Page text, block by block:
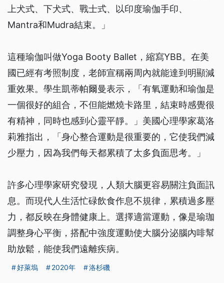
上犬式、下犬式、戰士式、以印度瑜伽手印、
Mantra和Mudra結束。」
這種瑜伽叫做Yoga Booty Ballet，縮寫YBB。在美
國已經有考照制度，老師宣稱兩周內就能達到明顯減
重效果。學生凱蒂帕爾曼表示，「有氧運動和瑜伽是
一個很好的組合，不但能燃燒卡路里，結束時感覺很
有精神，同時也感到心靈平靜。」美國心理學家葛洛
莉雅指出，「身心整合運動是很重要的，它使我們減
少壓力，因為我們每天都累積了太多負面思考。」
許多心理學家研究發現，人類大腦更容易關注負面訊
息。而現代人生活忙碌飲食作息不規律，累積過多壓
力，都反映在身體健康上。選擇適當運動，像是瑜珈
調整身心平衡，搭配中強度運動使大腦分泌腦內啡幫
助放鬆，能使我們遠離疾病。
好萊塢 2020年 洛杉磯